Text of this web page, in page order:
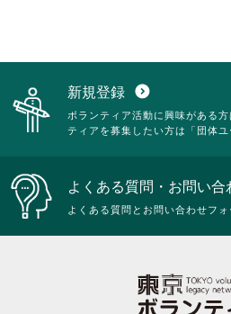
新規登録 expand_circle_down
ボランティア活動に興味がある
ティアを募集したい方は「団体ユ
よくある質問・お問い合
よくある質問とお問い合わせフォ